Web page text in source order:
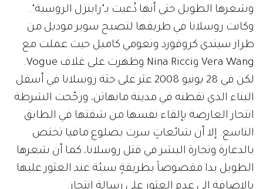
وشعرها الطويل حتى أنها دُعيت بـ"رابنزل الروسية".
وكانت روسلانا في طريقها لتصبح سوبر موديل من
طراز سيندي كروفورد ونعومي كامبل حيث عملت مع
Vera Wang وNina Ricci وظهرت على غلاف Vogue.
لكن في 28 يونيو 2008 عثر على جثة روسلانا في أسفل
البناء الذي تقطنه في مدينة مانهاتن، ورجّحت الشرطة
انتحار العارضة بإلقاء نفسها من شقتها في الطابق
التاسع. إلا أن شائعاتٍ سرت بضلوع مافيا تختص
بالدعارة وتجارة البشر في قتل روسلانا، كما أن شعرها
الطويل بدا مقصوصاً بطريقةٍ سيئة عند العثور عليها
بالإضافة إلى عدم العثور على رسالة انتحار.